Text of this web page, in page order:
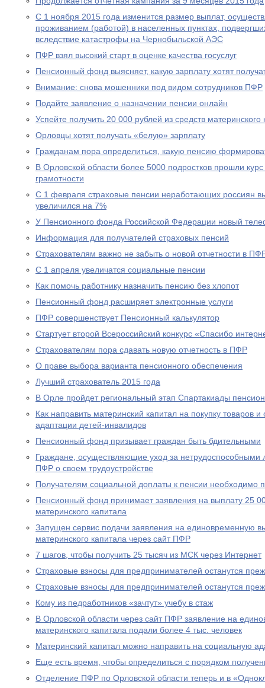
С 1 ноября 2015 года изменится размер выплат,
проживанием (работой) в населенных пунктах,
вследствие катастрофы на Чернобыльской АЭС
ПФР взял высокий старт в оценке качества госуслуг
Пенсионный фонд выясняет, какую зарплату хотят
Внимание: снова мошенники под видом сотрудников ПФР
Подайте заявление о назначении пенсии онлайн
Успейте получить 20 000 рублей из средств материнского
Орловцы хотят получать «белую» зарплату
Гражданам пора определиться, какую пенсию
В Орловской области более 5000 подростков прошли
грамотности
С 1 февраля страховые пенсии неработающих россиян
увеличился на 7%
У Пенсионного фонда Российской Федерации новый
Информация для получателей страховых пенсий
Страхователям важно не забыть о новой отчетности в
С 1 апреля увеличатся социальные пенсии
Как помочь работнику назначить пенсию без хлопот
Пенсионный фонд расширяет электронные услуги
ПФР совершенствует Пенсионный калькулятор
Стартует второй Всероссийский конкурс «Спасибо
Страхователям пора сдавать новую отчетность в ПФР
О праве выбора варианта пенсионного обеспечения
Лучший страхователь 2015 года
В Орле пройдет региональный этап Спартакиады
Как направить материнский капитал на покупку товаров
адаптации детей-инвалидов
Пенсионный фонд призывает граждан быть бдительными
Граждане, осуществляющие уход за
ПФР о своем трудоустройстве
Получателям социальной доплаты к пенсии необходимо
Пенсионный фонд принимает заявления на выплату 25
материнского капитала
Запущен сервис подачи заявления на единовременную
материнского капитала через сайт ПФР
7 шагов, чтобы получить 25 тысяч из МСК через Интернет
Страховые взносы для предпринимателей останутся
Страховые взносы для предпринимателей останутся
Кому из педработников «зачтут» учебу в стаж
В Орловской области через сайт ПФР заявление на
материнского капитала подали более 4 тыс. человек
Материнский капитал можно направить на социальную
Еще есть время, чтобы определиться с порядком
Отделение ПФР по Орловской области теперь и в